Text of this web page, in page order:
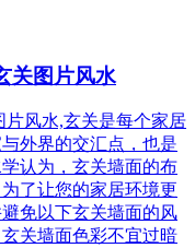
关图片风水
风水,玄关是每个家居
外界的交汇点，也是
认为，玄关墙面的布
了让您的家居环境更
免以下玄关墙面的风
关墙面色彩不宜过暗